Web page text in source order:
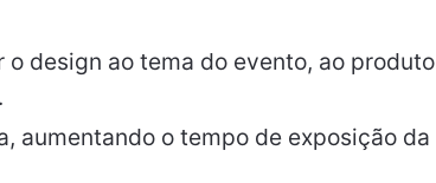
o design ao tema do evento, ao produto
aumentando o tempo de exposição da